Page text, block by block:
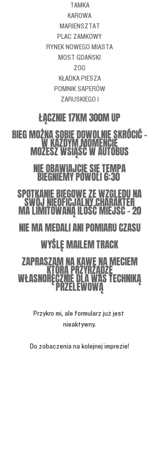
TAMKA
KAROWA
MARIENSZTAT
PLAC ZAMKOWY
RYNEK NOWEGO MIASTA
MOST GDAŃSKI
ZOO
KŁADKA PIESZA
POMNIK SAPERÓW
ZARUSKIEGO 1
ŁĄCZNIE 17KM 300M UP
BIEG MOŻNA SOBIE DOWOLNIE SKRÓCIĆ -
W KAŻDYM MOMENCIE
MOŻESZ WSIĄŚĆ W AUTOBUS
NIE OBAWIAJCIE SIĘ TEMPA
BIEGNIEMY POWOLI 6:30
SPOTKANIE BIEGOWE ZE WZGLĘDU NA
SWÓJ NIEOFICJALNY CHARAKTER
MA LIMITOWANĄ ILOŚĆ MIEJSC - 20
NIE MA MEDALI ANI POMIARU CZASU
WYŚLĘ MAILEM TRACK
ZAPRASZAM NA KAWĘ NA MECIEM
KTÓRĄ PRZYRZĄDZĘ
WŁASNORĘCZNIE DLA WAS TECHNIKĄ
PRZELEWOWĄ
Przykro mi, ale formularz już jest
nieaktywny.
Do zobaczenia na kolejnej imprezie!